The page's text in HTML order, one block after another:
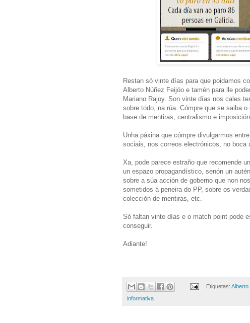
Restan só vinte días para que poidamos
Alberto Núñez Feijóo e tamén para lle
Mariano Rajoy. Son vinte días nos cales
sobre todo, na rúa. Cómpre que se saiba
base de mentiras, centralismo e
Unha páxina que cómpre divulgarmos
sociais, nos correos electrónicos, no boca
Xa, pode parece estraño que recomende
un espazo propagandístico, senón un
sobre a súa acción de goberno que non
sometidos á peneira do PP, sobre os
colección de mentiras, etc.
Só faltan vinte días e o match point pode
conseguir.
Adiante!
Etiquetas: Alberto
informativa